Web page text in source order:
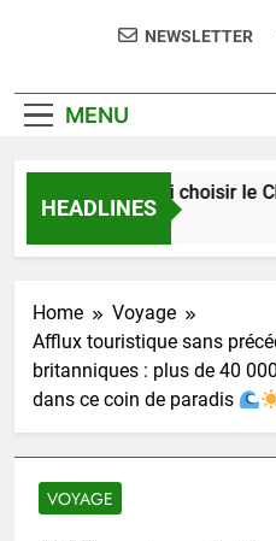
NEWSLETTER
MENU
HEADLINES
Pourquoi choisir le
7 Jours Ago
Home
Voyage
Afflux touristique sans
britanniques : plus de 40
dans ce coin de paradis
VOYAGE